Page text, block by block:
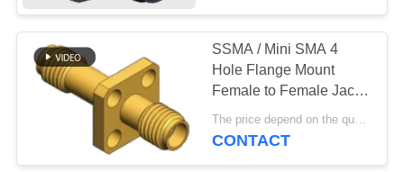
connecteur de
2.92mm rf
SSMA / Mini SMA 4
Hole Flange Mount
Female to Female Jack
to Jack RF Coaxial
Adapters Up to 18GHz
CONTACT